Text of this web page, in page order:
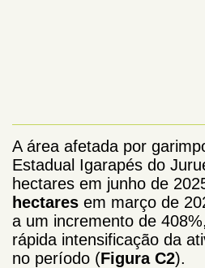
A área afetada por
Estadual Igarapés do
hectares em junho de
hectares em março de
a um incremento de
rápida intensificação da
no período (Figura C2).